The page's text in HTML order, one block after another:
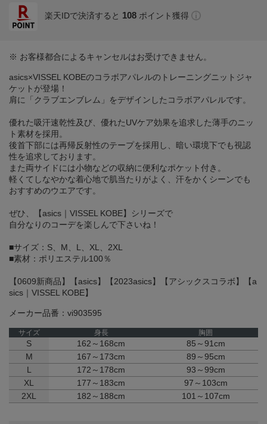
楽天IDで決済すると 108 ポイント獲得
※ お客様都合によるキャンセルはお受けできません。
asics×VISSEL KOBEのコラボアパレルのトレーニングニットジャ
ケットが登場！
肩に「クラブエンブレム」をデザインしたコラボアパレルです。
優れた吸汗速乾性及び、優れたUVケア効果を追求した薄手のニッ
ト素材を採用。
後首下部には再帰反射性のテープを採用し、暗い環境下でも視認
性を追求しております。
また両サイドには小物などの収納に便利なポケット付き。
軽くてしなやかな着心地で肌当たりがよく、汗をかくシーンでも
おすすめのウエアです。
ぜひ、【asics｜VISSEL KOBE】シリーズで
自分なりのコーデを楽しんで下さいね！
■サイズ：S、M、L、XL、2XL
■素材：ポリエステル100％
【0609新商品】【asics】【2023asics】【アシックスコラボ】【a
sics｜VISSEL KOBE】
メーカー品番：vi903595
サイズ 身長 胸囲
S 162～168cm
85～91cm
M
167～173cm
89～95cm
L
172～178cm
93～99cm
XL
177～183cm
97～103cm
2XL
182～188cm 101～107cm